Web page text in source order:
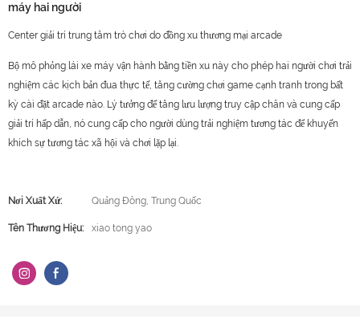
máy hai người
Center giải trí trung tâm trò chơi do đồng xu thương mại arcade
Bộ mô phỏng lái xe máy vận hành bằng tiền xu này cho phép hai người chơi trải
nghiệm các kịch bản đua thực tế, tăng cường chơi game cạnh tranh trong bất
kỳ cài đặt arcade nào. Lý tưởng để tăng lưu lượng truy cập chân và cung cấp
giải trí hấp dẫn, nó cung cấp cho người dùng trải nghiệm tương tác để khuyến
khích sự tương tác xã hội và chơi lặp lại.
Nơi Xuất Xứ: Quảng Đông, Trung Quốc
Tên Thương Hiệu: xiao tong yao